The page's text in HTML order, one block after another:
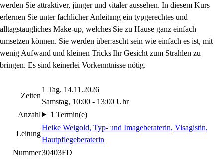
werden Sie attraktiver, jünger und vitaler aussehen. In diesem Kurs
erlernen Sie unter fachlicher Anleitung ein typgerechtes und
alltagstaugliches Make-up, welches Sie zu Hause ganz einfach
umsetzen können. Sie werden überrascht sein wie einfach es ist, mit
wenig Aufwand und kleinen Tricks Ihr Gesicht zum Strahlen zu
bringen. Es sind keinerlei Vorkenntnisse nötig.
Zeiten
1 Tag, 14.11.2026
Samstag, 10:00 - 13:00 Uhr
Anzahl
1 Termin(e)
Leitung
Heike Weigold, Typ- und Imageberaterin, Visagistin,
Hautpflegeberaterin
Nummer30403FD